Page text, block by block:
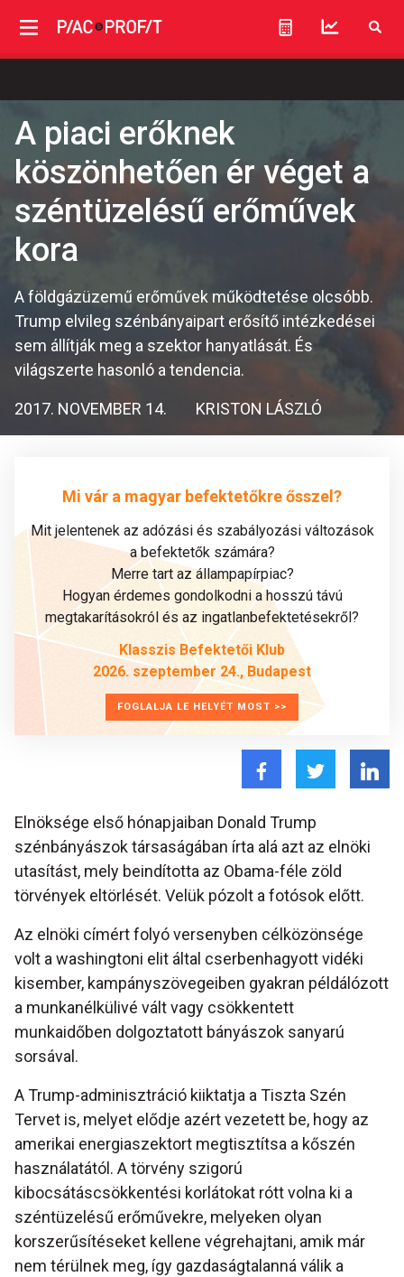
A piaci erőknek
köszönhetően ér véget a
széntüzelésű erőművek
kora
A földgázüzemű erőművek működtetése olcsóbb.
Trump elvileg szénbányaipart erősítő intézkedései
sem állítják meg a szektor hanyatlását. És
világszerte hasonló a tendencia.
2017. NOVEMBER 14. KRISTON LÁSZLÓ
Mi vár a magyar befektetőkre ősszel?
Mit jelentenek az adózási és szabályozási változások
a befektetők számára?
Merre tart az állampapírpiac?
Hogyan érdemes gondolkodni a hosszú távú
megtakarításokról és az ingatlanbefektetésekről?
Klasszis Befektetői Klub
2026. szeptember 24., Budapest
FOGLALJA LE HELYÉT MOST >>
Elnöksége első hónapjaiban Donald Trump
szénbányászok társaságában írta alá azt az elnöki
utasítást, mely beindította az Obama-féle zöld
törvények eltörlését. Velük pózolt a fotósok előtt.
Az elnöki címért folyó versenyben célközönsége
volt a washingtoni elit által cserbenhagyott vidéki
kisember, kampányszövegeiben gyakran példálózott
a munkanélkülivé vált vagy csökkentett
munkaidőben dolgoztatott bányászok sanyarú
sorsával.
A Trump-adminisztráció kiiktatja a Tiszta Szén
Tervet is, melyet elődje azért vezetett be, hogy az
amerikai energiaszektort megtisztítsa a kőszén
használatától. A törvény szigorú
kibocsátáscsökkentési korlátokat rótt volna ki a
széntüzelésű erőművekre, melyeken olyan
korszerűsítéseket kellene végrehajtani, amik már
nem térülnek meg, így gazdaságtalanná válik a